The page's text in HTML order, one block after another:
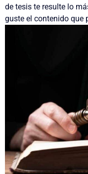
de tesis te resulte lo
guste el contenido que